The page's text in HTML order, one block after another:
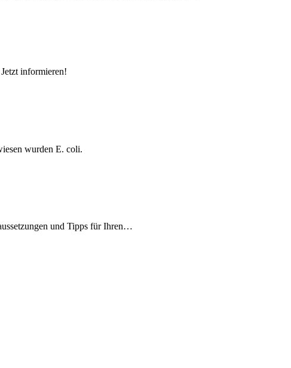
informieren!
wurden E. coli.
und Tipps für Ihren…